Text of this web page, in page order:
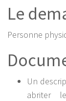
Le
Personne
Un
abriter